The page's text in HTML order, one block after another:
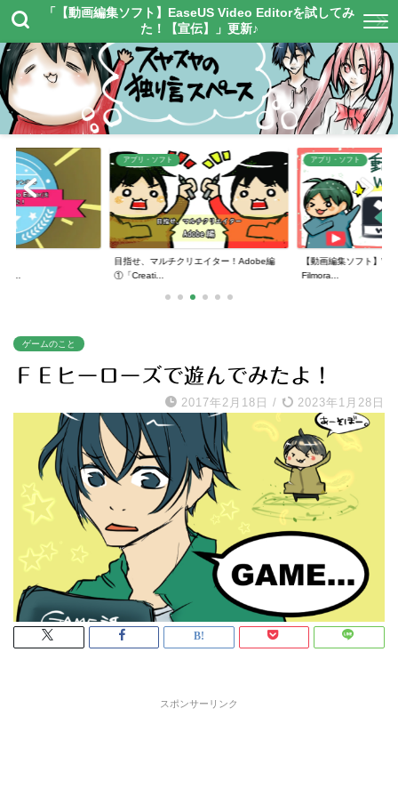
「【動画編集ソフト】EaseUS Video Editorを試してみ
た！【宣伝】」更新♪
アプリ・ソフト
目指せ、マルチクリエイター！Adobe編
①「Creati...
アプリ・ソフト
【動画編集ソフト】
Filmora...
ゲームのこと
ＦＥヒーローズで遊んでみたよ！
2017年2月18日 / 2023年1月28日
スポンサーリンク